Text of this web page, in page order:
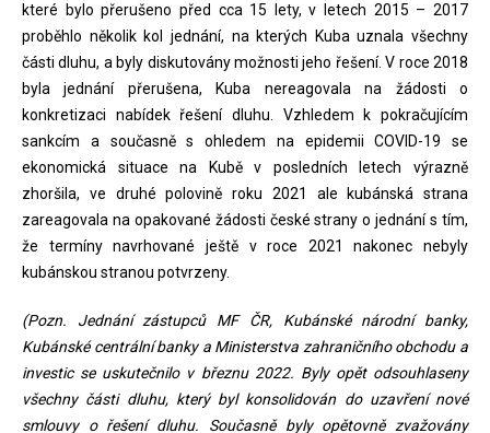
které bylo přerušeno před cca 15 lety, v letech 2015 – 2017
proběhlo několik kol jednání, na kterých Kuba uznala všechny
části dluhu, a byly diskutovány možnosti jeho řešení. V roce 2018
byla jednání přerušena, Kuba nereagovala na žádosti o
konkretizaci nabídek řešení dluhu. Vzhledem k pokračujícím
sankcím a současně s ohledem na epidemii COVID-19 se
ekonomická situace na Kubě v posledních letech výrazně
zhoršila, ve druhé polovině roku 2021 ale kubánská strana
zareagovala na opakované žádosti české strany o jednání s tím,
že termíny navrhované ještě v roce 2021 nakonec nebyly
kubánskou stranou potvrzeny.
(Pozn. Jednání zástupců MF ČR, Kubánské národní banky,
Kubánské centrální banky a Ministerstva zahraničního obchodu a
investic se uskutečnilo v březnu 2022. Byly opět odsouhlaseny
všechny části dluhu, který byl konsolidován do uzavření nové
smlouvy o řešení dluhu. Současně byly opětovně zvažovány